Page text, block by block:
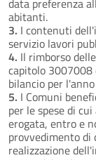
abitanti.
3. I contenuti
servizio lavori
4. Il rimborso
capitolo
bilancio per
5. I Comuni
per le spese di
erogata, entro e
provvedimento di
realizzazione